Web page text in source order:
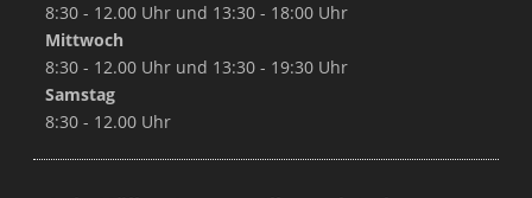
8:30 - 12.00 Uhr und 13:30 - 18:00 Uhr
Mittwoch
8:30 - 12.00 Uhr und 13:30 - 19:30 Uhr
Samstag
8:30 - 12.00 Uhr